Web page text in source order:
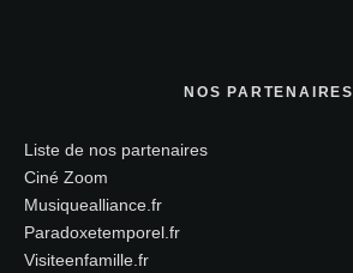
NOS PARTENAIRES
Liste de nos partenaires
Ciné Zoom
Musiquealliance.fr
Paradoxetemporel.fr
Visiteenfamille.fr